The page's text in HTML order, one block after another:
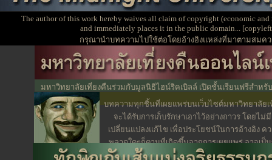
The author of this work hereby waives all claim of copyright (economic
and immediately places it in the public domain...
กรุณานำบทความไปใช้ต่อโดยอ้างอิงแหล่งที่มาตามสมคว
มหาวิทยาลัยเที่ยงคืนร่วมกับมูลนิธิไฮน์ริคเบิลล์ เปิดชั้นเรียนฟรีสำหรั
มลายูมุสลิมอย่างรอบด้
บทความทุกชิ้นที่เผยแพร่บนเว็บไซต์มหาวิทยาลัย
จะได้รับการเก็บรักษาเอาไว้อย่างถาวร โดยไม่
เปลี่ยนแปลงแก้ไข เพื่อประโยชน์ในการอ้างอิง ค
พลาดใดๆก็ตามที่เกิดขึ้นจากการเผยแพร่ อาจเป็
เขียนหรือกองบรรณาธิการ ซึ่งเป็นเรื่องที่เกิดขึ้นไ